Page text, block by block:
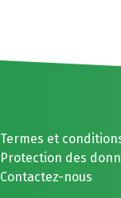
Termes et
Protection des
Contactez-nous